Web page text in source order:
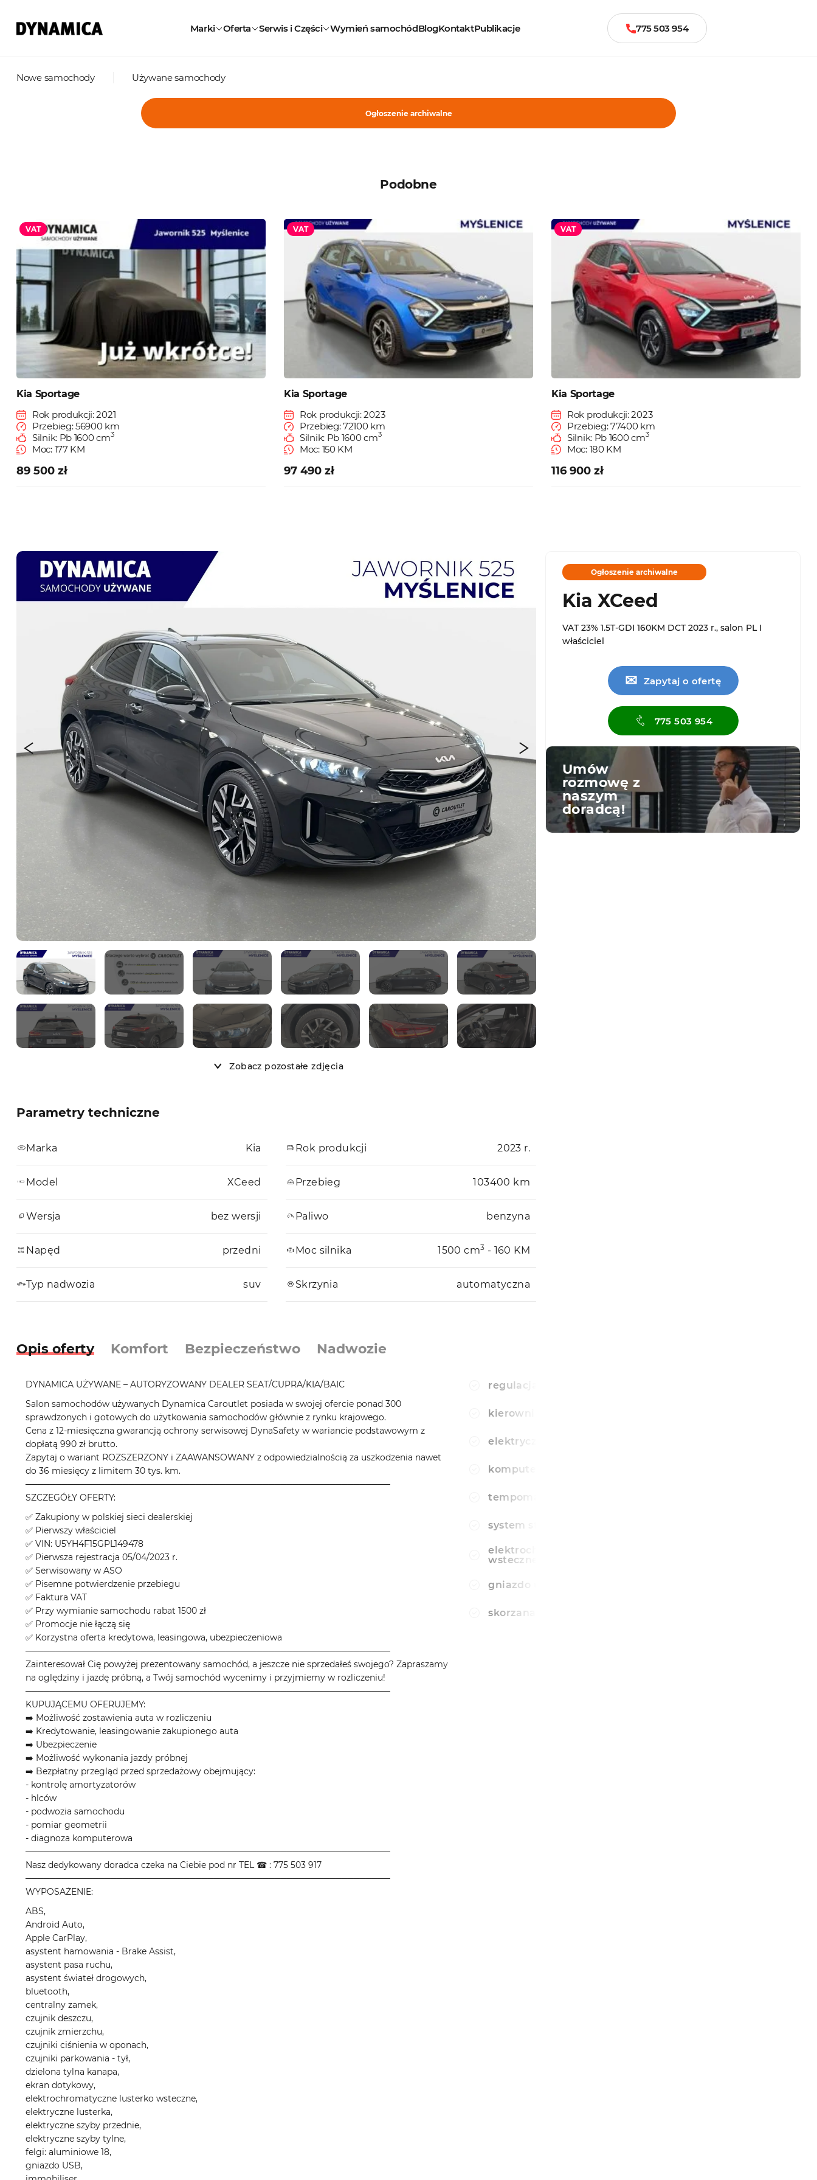
Marki Oferta Serwis i Części Wymień samochódBlogKontaktPublikacje 775 503 954
Nowe samochody Używane samochody
Ogłoszenie archiwalne
Podobne
VAT
Kia Sportage
Rok produkcji: 2021
Przebieg: 56900 km
Silnik: Pb 1600 cm3
Moc: 177 KM
89 500 zł
VAT
Kia Sportage
Rok produkcji: 2023
Przebieg: 72100 km
Silnik: Pb 1600 cm3
Moc: 150 KM
97 490 zł
VAT
Kia Sportage
Rok produkcji: 2023
Przebieg: 77400 km
Silnik: Pb 1600 cm3
Moc: 180 KM
116 900 zł
Zobacz pozostałe zdjęcia
Parametry techniczne
Marka Kia
Model XCeed
Wersja bez wersji
Napęd przedni
Typ nadwozia suv
Rok produkcji 2023 r.
Przebieg 103400 km
Paliwo benzyna
Moc silnika 1500 cm3 - 160 KM
Skrzynia automatyczna
Opis oferty Komfort Bezpieczeństwo Nadwozie
DYNAMICA UŻYWANE – AUTORYZOWANY DEALER SEAT/CUPRA/KIA/BAIC
Salon samochodów używanych Dynamica Caroutlet posiada w swojej ofercie ponad 300
sprawdzonych i gotowych do użytkowania samochodów głównie z rynku krajowego.
Cena z 12-miesięczna gwarancją ochrony serwisowej DynaSafety w wariancie podstawowym z
dopłatą 990 zł brutto.
Zapytaj o wariant ROZSZERZONY i ZAAWANSOWANY z odpowiedzialnością za uszkodzenia nawet
do 36 miesięcy z limitem 30 tys. km.
────────────────────────────────────────────────────────────
SZCZEGÓŁY OFERTY:
✅ Zakupiony w polskiej sieci dealerskiej
✅ Pierwszy właściciel
✅ VIN: U5YH4F15GPL149478
✅ Pierwsza rejestracja 05/04/2023 r.
✅ Serwisowany w ASO
✅ Pisemne potwierdzenie przebiegu
✅ Faktura VAT
✅ Przy wymianie samochodu rabat 1500 zł
✅ Promocje nie łączą się
✅ Korzystna oferta kredytowa, leasingowa, ubezpieczeniowa
────────────────────────────────────────────────────────────
Zainteresował Cię powyżej prezentowany samochód, a jeszcze nie sprzedałeś swojego? Zapraszamy
na oględziny i jazdę próbną, a Twój samochód wycenimy i przyjmiemy w rozliczeniu!
────────────────────────────────────────────────────────────
KUPUJĄCEMU OFERUJEMY:
➡️ Możliwość zostawienia auta w rozliczeniu
➡️ Kredytowanie, leasingowanie zakupionego auta
➡️ Ubezpieczenie
➡️ Możliwość wykonania jazdy próbnej
➡️ Bezpłatny przegląd przed sprzedażowy obejmujący:
- kontrolę amortyzatorów
- hlców
- podwozia samochodu
- pomiar geometrii
- diagnoza komputerowa
────────────────────────────────────────────────────────────
Nasz dedykowany doradca czeka na Ciebie pod nr TEL ☎ : 775 503 917
────────────────────────────────────────────────────────────
WYPOSAŻENIE:
ABS,
Android Auto,
Apple CarPlay,
asystent hamowania - Brake Assist,
asystent pasa ruchu,
asystent świateł drogowych,
bluetooth,
centralny zamek,
czujnik deszczu,
czujnik zmierzchu,
czujniki ciśnienia w oponach,
czujniki parkowania - tył,
dzielona tylna kanapa,
ekran dotykowy,
elektrochromatyczne lusterko wsteczne,
elektryczne lusterka,
elektryczne szyby przednie,
elektryczne szyby tylne,
felgi: aluminiowe 18,
gniazdo USB,
regulacja wysokosci fotela
kierownica wielofunkcyjna
elektryczne szyby tylne
komputer pokladowy
tempomat
system start-stop
elektrochromatyczne lusterko
wsteczne
gniazdo usb
skorzana kierownica
Ogłoszenie archiwalne
Kia XCeed
VAT 23% 1.5T-GDI 160KM DCT 2023 r., salon PL I
właściciel
✉ Zapytaj o ofertę
775 503 954
Umów
rozmowę z
naszym
doradcą!